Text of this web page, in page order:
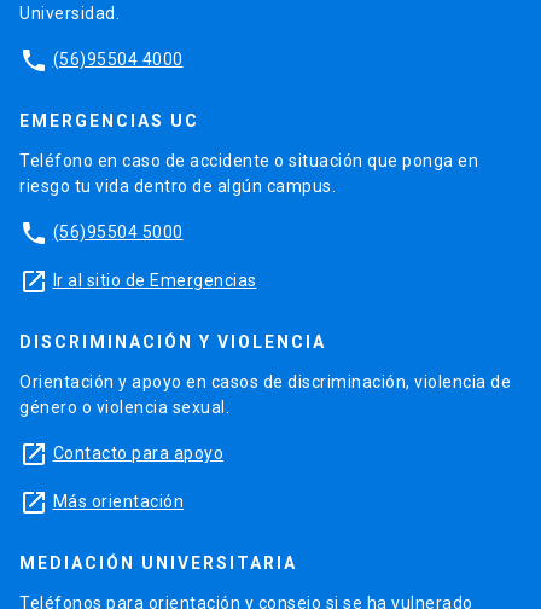
Universidad.
phone (56)95504 4000
EMERGENCIAS UC
Teléfono en caso de accidente o situación que ponga en
riesgo tu vida dentro de algún campus.
phone (56)95504 5000
launch Ir al sitio de Emergencias
DISCRIMINACIÓN Y VIOLENCIA
Orientación y apoyo en casos de discriminación, violencia de
género o violencia sexual.
launch Contacto para apoyo
launch Más orientación
MEDIACIÓN UNIVERSITARIA
Teléfonos para orientación y consejo si se ha vulnerado